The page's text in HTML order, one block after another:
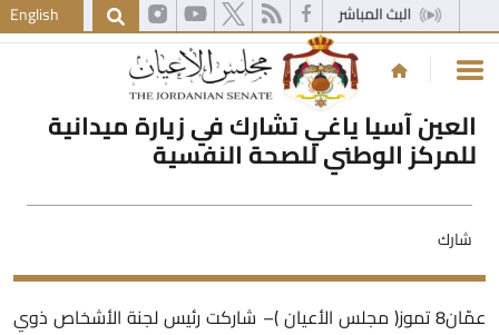
English
العين آسيا ياغي تشارك في زيارة ميدانية
للمركز الوطني للصحة النفسية
شارك
عمّان8 تموز( مجلس الأعيان )– شاركت رئيس لجنة الأشخاص ذوي